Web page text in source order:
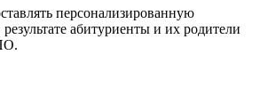
персонализированную
абитуриенты и их родители